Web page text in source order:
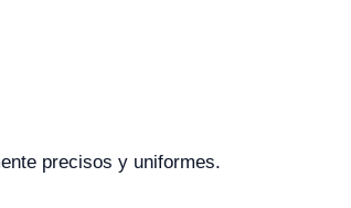
precisos y uniformes.